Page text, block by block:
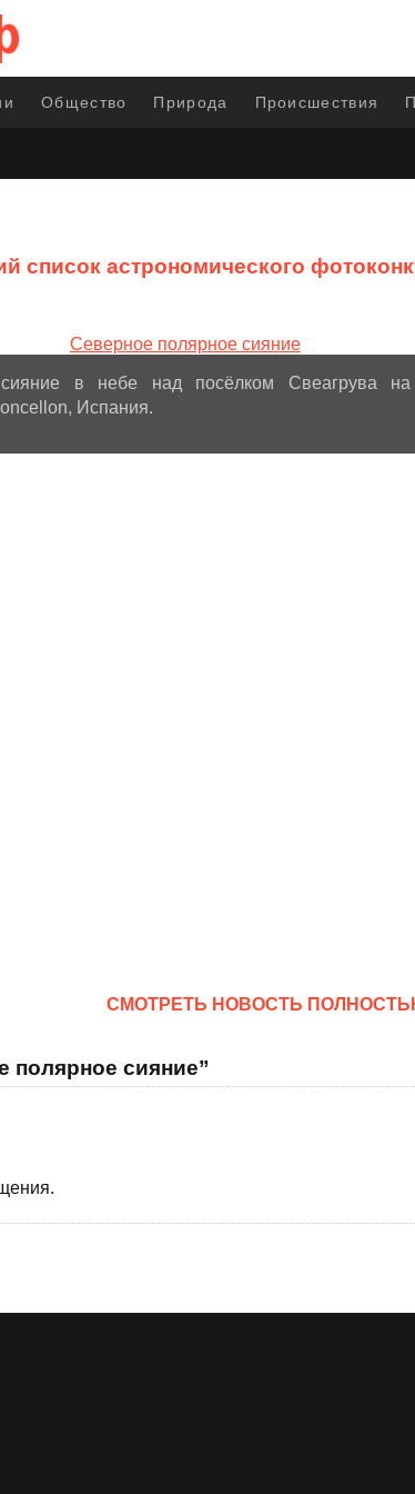
Общество Природа Происшествия
список астрономического
в небе над посёлком Свеагрува на
Испания.
CМОТРЕТЬ НОВОСТЬ
полярное сияние”